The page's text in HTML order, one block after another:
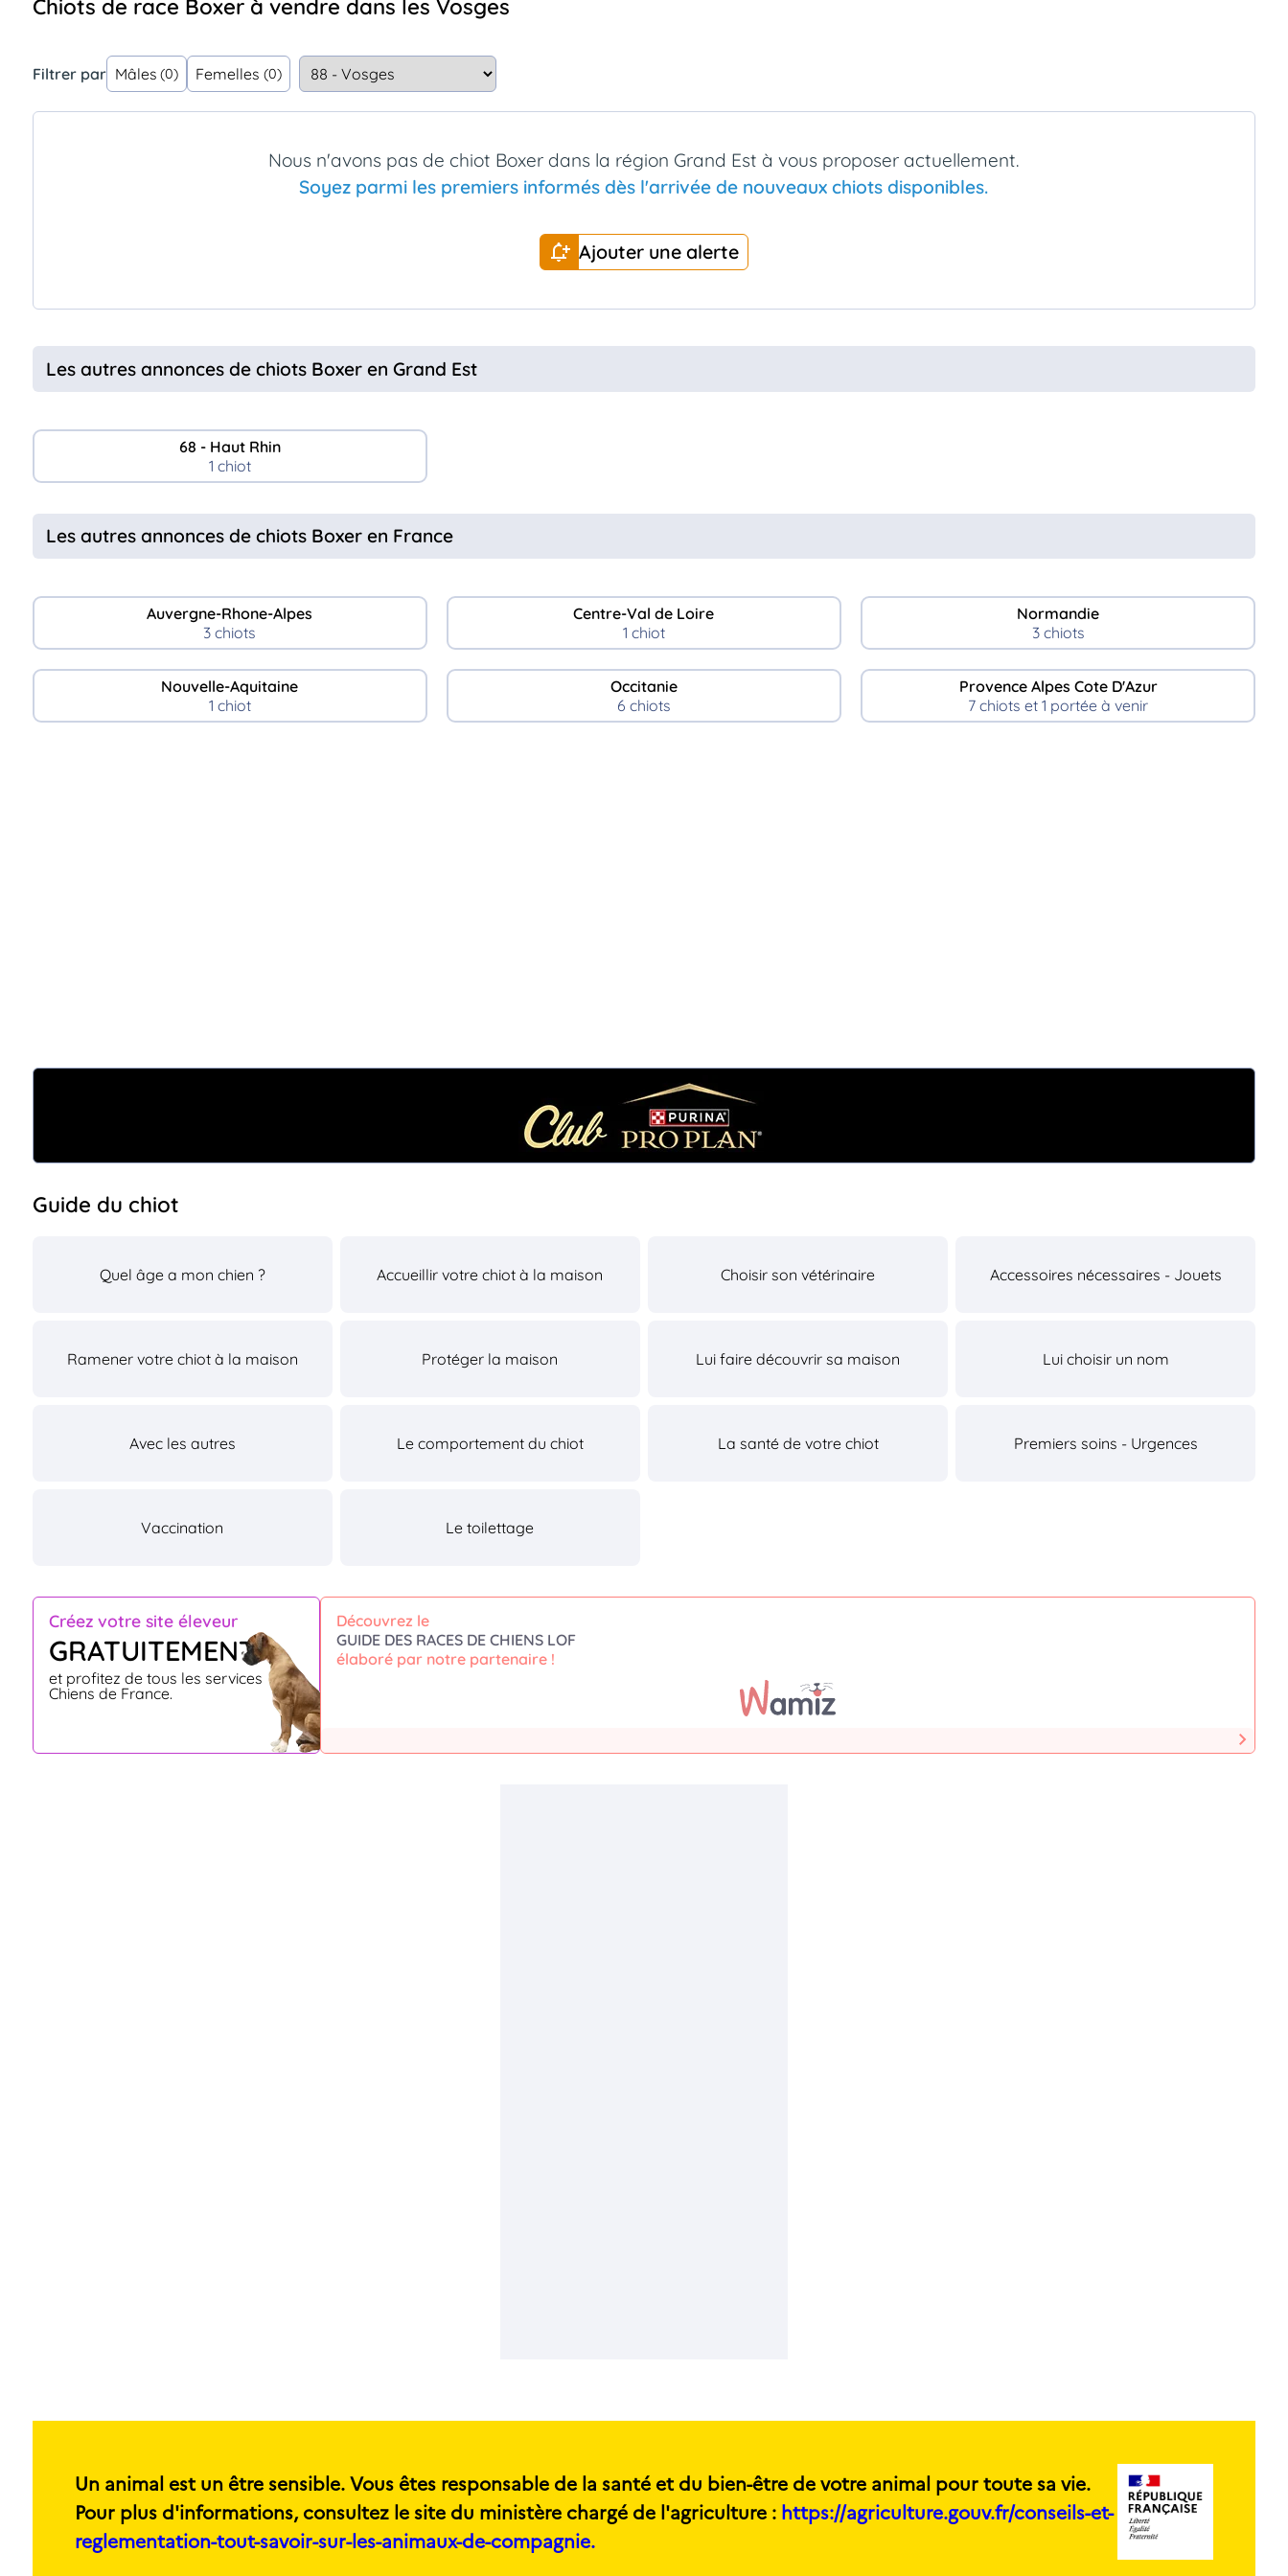
Assurances
Connexion
Chiots de race Boxer à vendre dans les Vosges
Filtrer par Mâles (0) Femelles (0)
Nous n'avons pas de chiot Boxer dans la région Grand Est à vous proposer actuellement.
Soyez parmi les premiers informés dès l'arrivée de nouveaux chiots disponibles.
Ajouter une alerte
Les autres annonces de chiots Boxer en Grand Est
68 - Haut Rhin
1 chiot
Les autres annonces de chiots Boxer en France
Auvergne-Rhone-Alpes
3 chiots
Centre-Val de Loire
1 chiot
Normandie
3 chiots
Nouvelle-Aquitaine
1 chiot
Occitanie
6 chiots
Provence Alpes Cote D'Azur
7 chiots et 1 portée à venir
Créez votre site éleveur
GRATUITEMENT
et profitez de tous les services
Chiens de France.
Découvrez le
GUIDE DES RACES DE CHIENS LOF
élaboré par notre partenaire !
Guide du chiot
Quel âge a mon chien ? Accueillir votre chiot à la maison Choisir son vétérinaire Accessoires nécessaires - Jouets
Ramener votre chiot à la maison Protéger la maison Lui faire découvrir sa maison Lui choisir un nom
Avec les autres Le comportement du chiot La santé de votre chiot Premiers soins - Urgences
Vaccination Le toilettage
Un animal est un être sensible. Vous êtes responsable de la santé et du bien-être de votre animal pour toute sa vie.
Pour plus d'informations, consultez le site du ministère chargé de l'agriculture : https://agriculture.gouv.fr/conseils-et-
reglementation-tout-savoir-sur-les-animaux-de-compagnie.